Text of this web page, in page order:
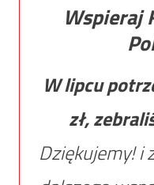
Wspieraj
W lipcu
zł,
Dziękujemy! i